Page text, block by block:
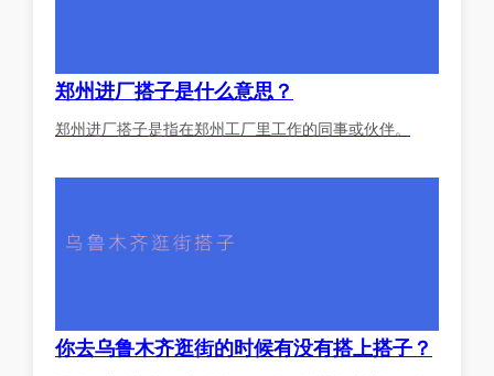
郑州进厂搭子是什么意思？
郑州进厂搭子是指在郑州工厂里工作的同事或伙伴。
你去乌鲁木齐逛街的时候有没有搭上搭子？